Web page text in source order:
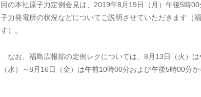
回の本社原子力定例会見は、2019年8月19日（月）午後5時
子力発電所の状況などについてご説明させていただきます
す）。
なお、福島広報部の定例レクについては、8月13日（火）
（水）～8月16日（金）は午前10時00分および午後5時00分